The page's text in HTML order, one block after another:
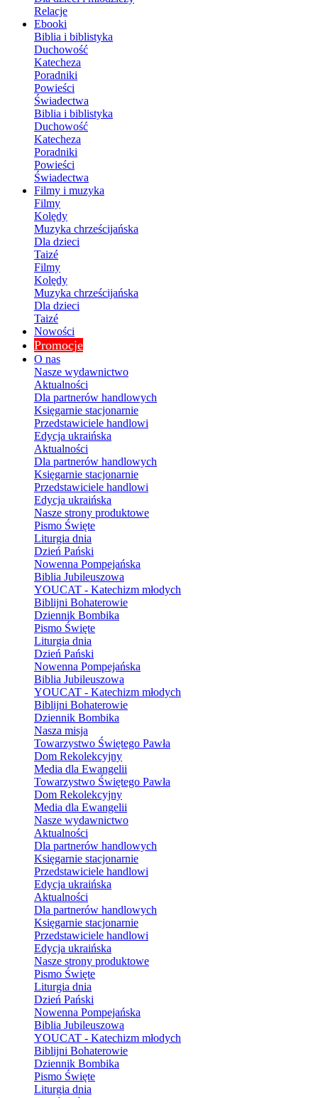
Relacje
Ebooki
Biblia i biblistyka
Duchowość
Katecheza
Poradniki
Powieści
Świadectwa
Biblia i biblistyka
Duchowość
Katecheza
Poradniki
Powieści
Świadectwa
Filmy i muzyka
Filmy
Kolędy
Muzyka chrześcijańska
Dla dzieci
Taizé
Filmy
Kolędy
Muzyka chrześcijańska
Dla dzieci
Taizé
Nowości
Promocje
O nas
Nasze wydawnictwo
Aktualności
Dla partnerów handlowych
Księgarnie stacjonarnie
Przedstawiciele handlowi
Edycja ukraińska
Aktualności
Dla partnerów handlowych
Księgarnie stacjonarnie
Przedstawiciele handlowi
Edycja ukraińska
Nasze strony produktowe
Pismo Święte
Liturgia dnia
Dzień Pański
Nowenna Pompejańska
Biblia Jubileuszowa
YOUCAT - Katechizm młodych
Biblijni Bohaterowie
Dziennik Bombika
Pismo Święte
Liturgia dnia
Dzień Pański
Nowenna Pompejańska
Biblia Jubileuszowa
YOUCAT - Katechizm młodych
Biblijni Bohaterowie
Dziennik Bombika
Nasza misja
Towarzystwo Świętego Pawła
Dom Rekolekcyjny
Media dla Ewangelii
Towarzystwo Świętego Pawła
Dom Rekolekcyjny
Media dla Ewangelii
Nasze wydawnictwo
Aktualności
Dla partnerów handlowych
Księgarnie stacjonarnie
Przedstawiciele handlowi
Edycja ukraińska
Aktualności
Dla partnerów handlowych
Księgarnie stacjonarnie
Przedstawiciele handlowi
Edycja ukraińska
Nasze strony produktowe
Pismo Święte
Liturgia dnia
Dzień Pański
Nowenna Pompejańska
Biblia Jubileuszowa
YOUCAT - Katechizm młodych
Biblijni Bohaterowie
Dziennik Bombika
Pismo Święte
Liturgia dnia